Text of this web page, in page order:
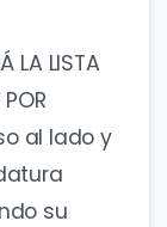
LA LISTA
al lado y
su